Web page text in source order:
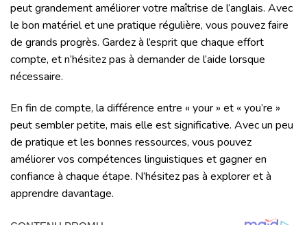
peut grandement améliorer votre maîtrise de l’anglais. Avec
le bon matériel et une pratique régulière, vous pouvez faire
de grands progrès. Gardez à l’esprit que chaque effort
compte, et n’hésitez pas à demander de l’aide lorsque
nécessaire.
En fin de compte, la différence entre « your » et « you’re »
peut sembler petite, mais elle est significative. Avec un peu
de pratique et les bonnes ressources, vous pouvez
améliorer vos compétences linguistiques et gagner en
confiance à chaque étape. N’hésitez pas à explorer et à
apprendre davantage.